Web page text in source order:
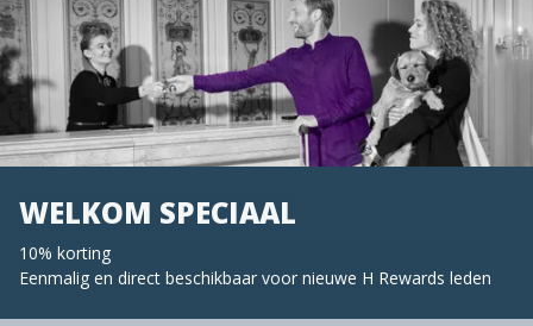
WELKOM SPECIAAL
10% korting
Eenmalig en direct beschikbaar voor nieuwe H Rewards leden